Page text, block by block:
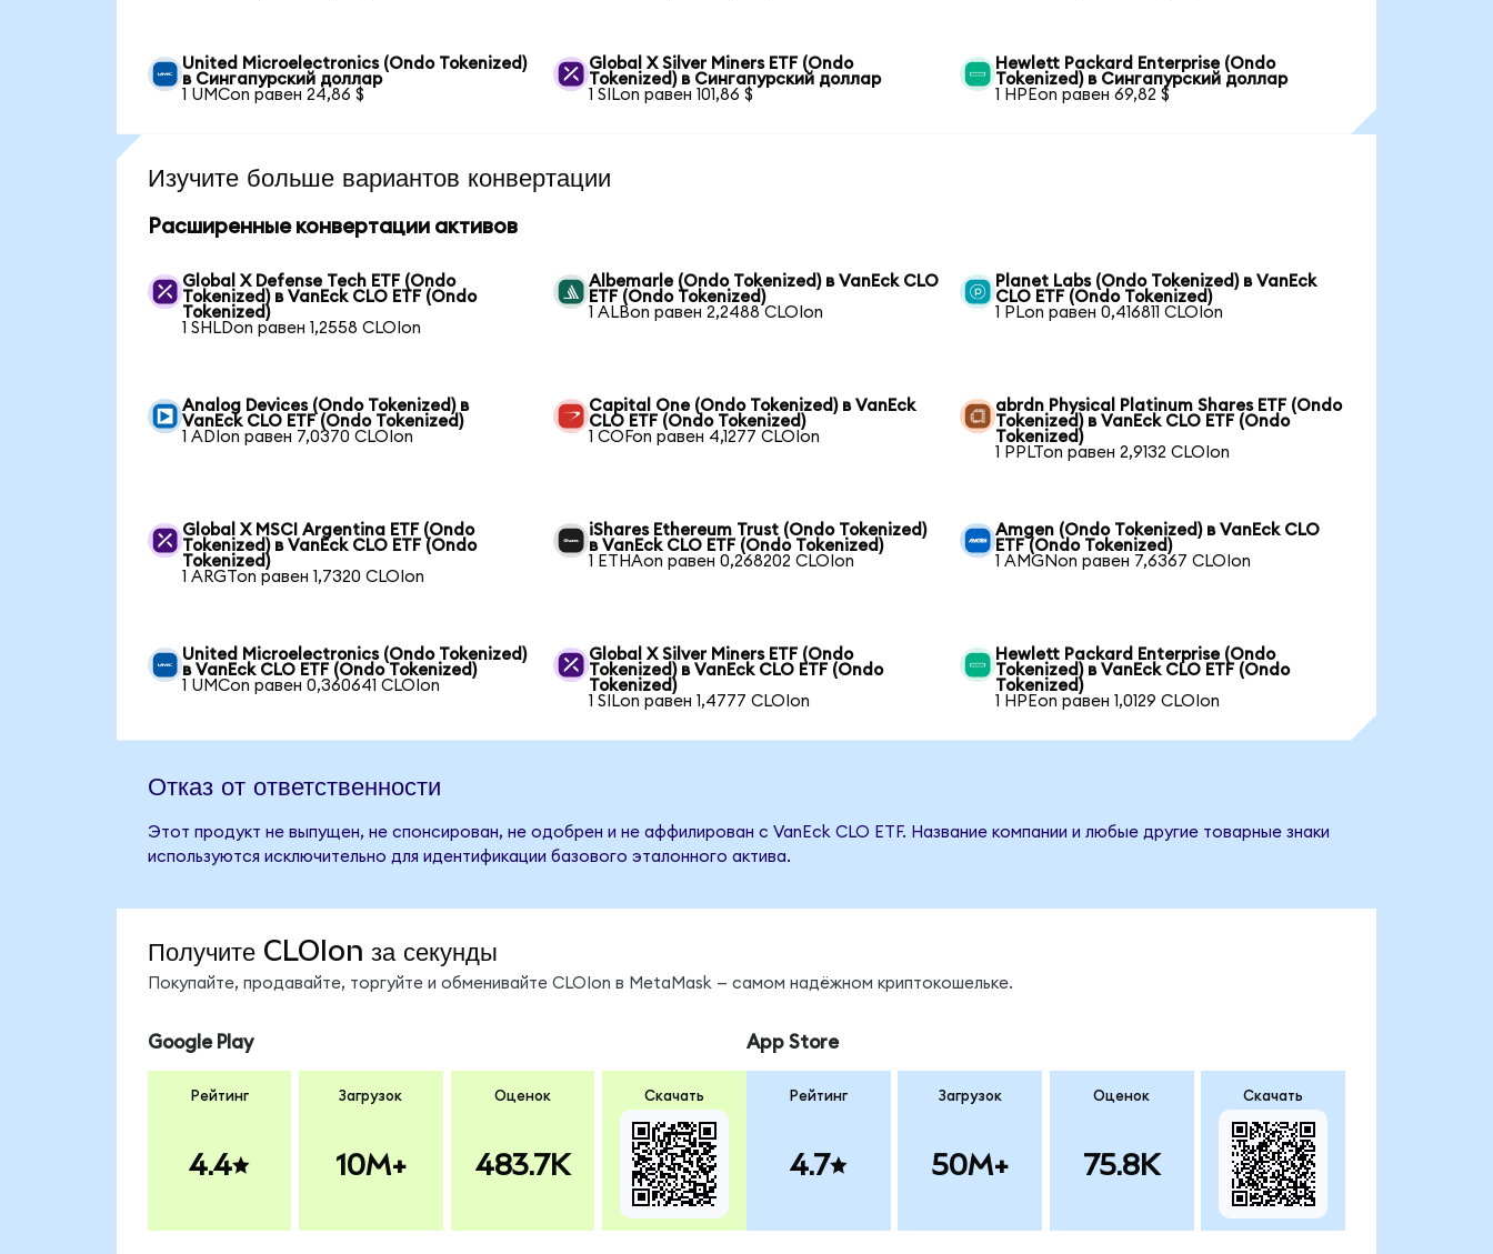
United Microelectronics (Ondo Tokenized)
в Сингапурский доллар
1 UMCon равен 24,86 $
Global X Silver Miners ETF (Ondo
Tokenized) в Сингапурский доллар
1 SILon равен 101,86 $
Hewlett Packard Enterprise (Ondo
Tokenized) в Сингапурский доллар
1 HPEon равен 69,82 $
Изучите больше вариантов конвертации
Расширенные конвертации активов
Global X Defense Tech ETF (Ondo
Tokenized) в VanEck CLO ETF (Ondo
Tokenized)
1 SHLDon равен 1,2558 CLOIon
Albemarle (Ondo Tokenized) в VanEck CLO
ETF (Ondo Tokenized)
1 ALBon равен 2,2488 CLOIon
Planet Labs (Ondo Tokenized) в VanEck
CLO ETF (Ondo Tokenized)
1 PLon равен 0,416811 CLOIon
Analog Devices (Ondo Tokenized) в
VanEck CLO ETF (Ondo Tokenized)
1 ADIon равен 7,0370 CLOIon
Capital One (Ondo Tokenized) в VanEck
CLO ETF (Ondo Tokenized)
1 COFon равен 4,1277 CLOIon
abrdn Physical Platinum Shares ETF (Ondo
Tokenized) в VanEck CLO ETF (Ondo
Tokenized)
1 PPLTon равен 2,9132 CLOIon
Global X MSCI Argentina ETF (Ondo
Tokenized) в VanEck CLO ETF (Ondo
Tokenized)
1 ARGTon равен 1,7320 CLOIon
iShares Ethereum Trust (Ondo Tokenized)
в VanEck CLO ETF (Ondo Tokenized)
1 ETHAon равен 0,268202 CLOIon
Amgen (Ondo Tokenized) в VanEck CLO
ETF (Ondo Tokenized)
1 AMGNon равен 7,6367 CLOIon
United Microelectronics (Ondo Tokenized)
в VanEck CLO ETF (Ondo Tokenized)
1 UMCon равен 0,360641 CLOIon
Global X Silver Miners ETF (Ondo
Tokenized) в VanEck CLO ETF (Ondo
Tokenized)
1 SILon равен 1,4777 CLOIon
Hewlett Packard Enterprise (Ondo
Tokenized) в VanEck CLO ETF (Ondo
Tokenized)
1 HPEon равен 1,0129 CLOIon
Отказ от ответственности
Этот продукт не выпущен, не спонсирован, не одобрен и не аффилирован с VanEck CLO ETF. Название компании и любые другие товарные знаки
используются исключительно для идентификации базового эталонного актива.
Получите CLOIon за секунды
Покупайте, продавайте, торгуйте и обменивайте CLOIon в MetaMask — самом надёжном криптокошельке.
Google Play
Рейтинг
4.4
Загрузок
10M+
Оценок
483.7K
Скачать
App Store
Рейтинг
4.7
Загрузок
50M+
Оценок
75.8K
Скачать